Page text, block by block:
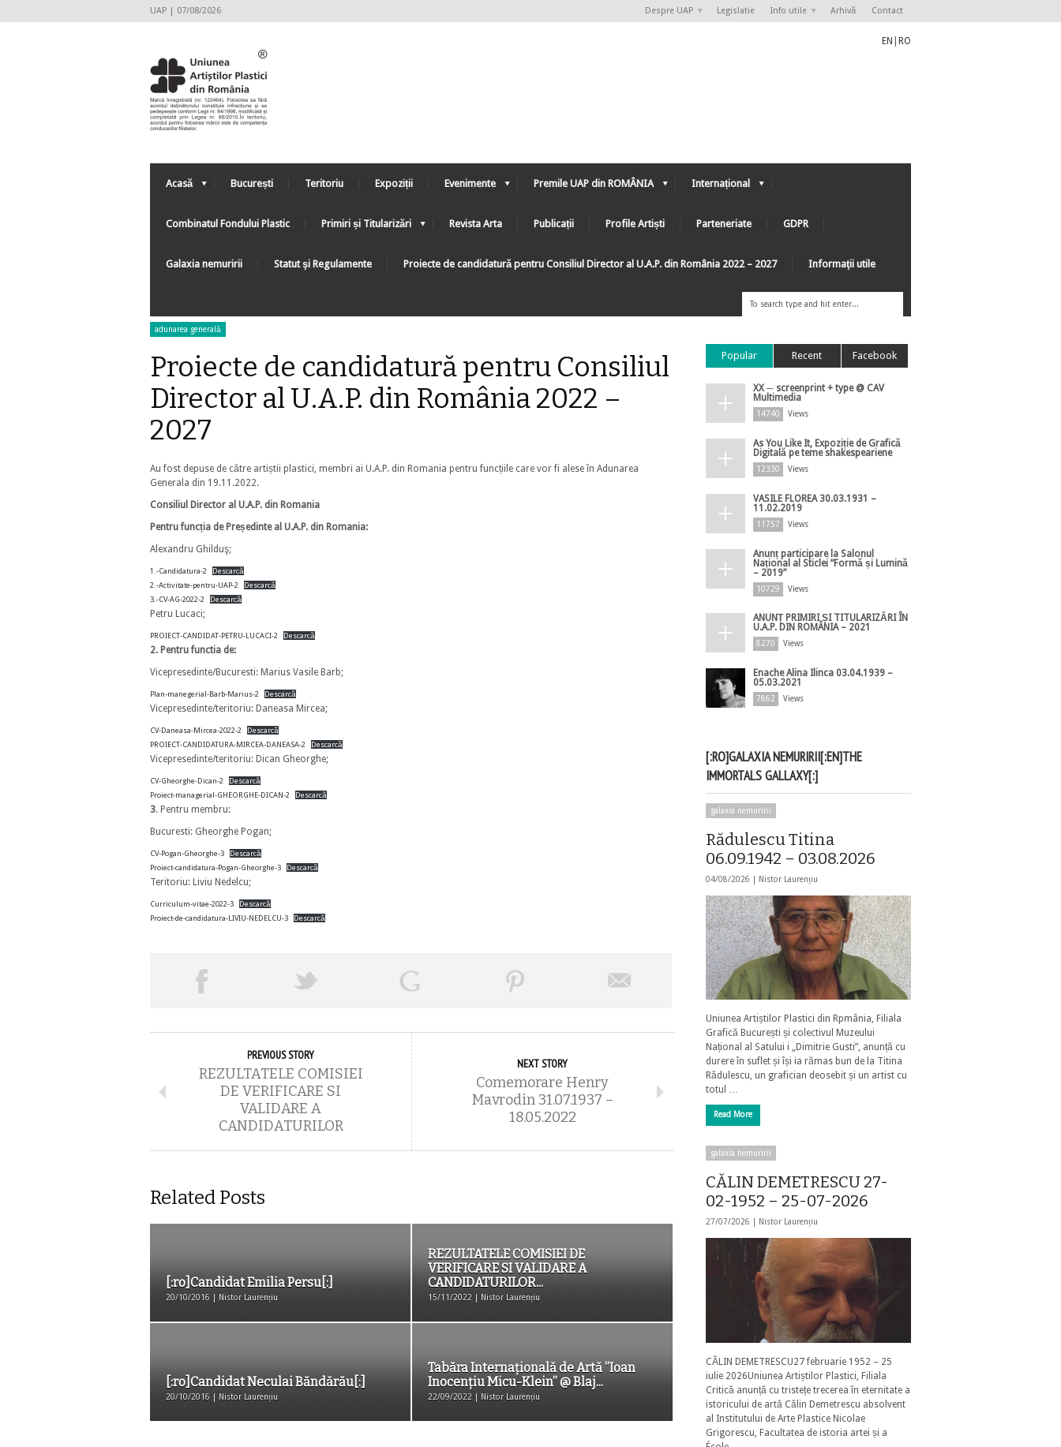
UAP | 07/08/2026 Despre UAP Legislatie Info utile Arhivă Contact
EN RO
Acasă București Teritoriu Expoziții Evenimente Premile UAP din ROMÂNIA Internațional
Combinatul Fondului Plastic Primiri și Titularizări Revista Arta Publicații Profile Artiști Parteneriate GDPR
Galaxia nemuririi Statut şi Regulamente Proiecte de candidatură pentru Consiliul Director al U.A.P. din România 2022 – 2027 Informaţii utile
adunarea generală
Proiecte de candidatură pentru Consiliul
Director al U.A.P. din România 2022 –
2027
Au fost depuse de către artiștii plastici, membri ai U.A.P. din Romania pentru funcțiile care vor fi alese în Adunarea
Generala din 19.11.2022.
Consiliul Director al U.A.P. din Romania
Pentru funcția de Președinte al U.A.P. din Romania:
Alexandru Ghilduş;
1.-Candidatura-2
Descarcă
2.-Activitate-pentru-UAP-2
Descarcă
3.-CV-AG-2022-2
Descarcă
Petru Lucaci;
PROIECT-CANDIDAT-PETRU-LUCACI-2 Descarcă
2. Pentru functia de:
Vicepresedinte/Bucuresti: Marius Vasile Barb;
Plan-manegerial-Barb-Marius-2 Descarcă
Vicepresedinte/teritoriu: Daneasa Mircea;
CV-Daneasa-Mircea-2022-2
Descarcă
PROIECT-CANDIDATURA-MIRCEA-DANEASA-2
Descarcă
Vicepresedinte/teritoriu: Dican Gheorghe;
CV-Gheorghe-Dican-2
Descarcă
Proiect-managerial-GHEORGHE-DICAN-2
Descarcă
3. Pentru membru:
Bucuresti: Gheorghe Pogan;
CV-Pogan-Gheorghe-3
Descarcă
Proiect-candidatura-Pogan-Gheorghe-3
Descarcă
Teritoriu: Liviu Nedelcu;
Curriculum-vitae-2022-3
Descarcă
Proiect-de-candidatura-LIVIU-NEDELCU-3
Descarcă
PREVIOUS STORY
REZULTATELE COMISIEI
DE VERIFICARE SI
VALIDARE A
CANDIDATURILOR
NEXT STORY
Comemorare Henry
Mavrodin 31.07.1937 –
18.05.2022
Related Posts
[:ro]Candidat Emilia Persu[:]
20/10/2016 | Nistor Laurențiu
REZULTATELE COMISIEI DE
VERIFICARE SI VALIDARE A
CANDIDATURILOR...
15/11/2022 | Nistor Laurențiu
[:ro]Candidat Neculai Băndărău[:]
20/10/2016 | Nistor Laurențiu
Tabăra Internațională de Artă ”Ioan
Inocenţiu Micu-Klein” @ Blaj...
22/09/2022 | Nistor Laurențiu
Popular Recent Facebook
XX ─ screenprint + type @ CAV
Multimedia
14740 Views
As You Like It, Expoziție de Grafică
Digitală pe teme shakespeariene
12330 Views
VASILE FLOREA 30.03.1931 –
11.02.2019
11757 Views
Anunț participare la Salonul
Național al Sticlei ”Formă și Lumină
– 2019”
10729 Views
ANUNȚ PRIMIRI ȘI TITULARIZĂRI ÎN
U.A.P. DIN ROMÂNIA – 2021
8270 Views
Enache Alina Ilinca 03.04.1939 –
05.03.2021
7862 Views
[:RO]GALAXIA NEMURIRII[:EN]THE
IMMORTALS GALLAXY[:]
galaxia nemuririi
Rădulescu Titina
06.09.1942 – 03.08.2026
04/08/2026 | Nistor Laurențiu
Uniunea Artiștilor Plastici din Rpmânia, Filiala
Grafică București și colectivul Muzeului
Național al Satului i „Dimitrie Gusti”, anunță cu
durere în suflet și își ia rămas bun de la Titina
Rădulescu, un grafician deosebit și un artist cu
totul …
Read More
galaxia nemuririi
CĂLIN DEMETRESCU 27-
02-1952 – 25-07-2026
27/07/2026 | Nistor Laurențiu
CĂLIN DEMETRESCU27 februarie 1952 – 25
iulie 2026Uniunea Artiștilor Plastici, Filiala
Critică anunță cu tristețe trecerea în eternitate a
istoricului de artă Călin Demetrescu absolvent
al Institutului de Arte Plastice Nicolae
Grigorescu, Facultatea de istoria artei și a